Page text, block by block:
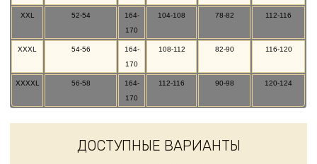
XXL 52-54
164-
170
104-108 78-82 112-116
XXXL 54-56
164-
170
108-112 82-90 116-120
XXXXL 56-58
164-
170
112-116 90-98 120-124
ДОСТУПНЫЕ ВАРИАНТЫ